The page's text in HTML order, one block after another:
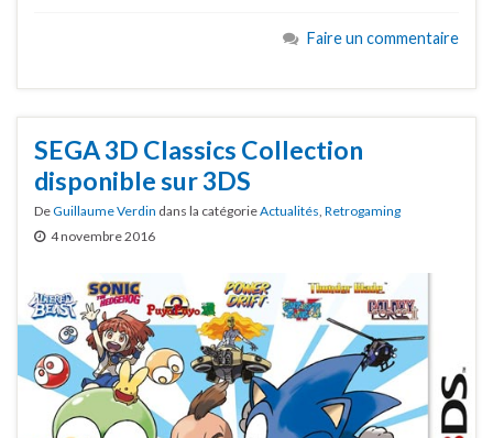
Faire un commentaire
SEGA 3D Classics Collection
disponible sur 3DS
DeGuillaume Verdin dans la catégorieActualités Retrogaming
4 novembre 2016